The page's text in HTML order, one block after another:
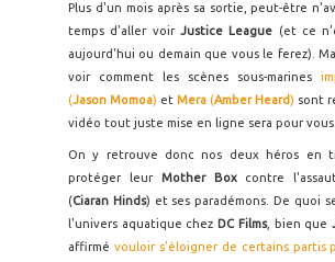
Plus d'un mois après sa sortie, peut-être
temps d'aller voir Justice League (et ce
aujourd'hui ou demain que vous le ferez).
voir comment les scènes sous-marines
(Jason Momoa) et Mera (Amber Heard) sont
vidéo tout juste mise en ligne sera pour vous.
On y retrouve donc nos deux héros en
protéger leur Mother Box contre
(Ciaran Hinds) et ses paradémons. De quoi
l'univers aquatique chez DC Films, bien que
affirmé vouloir s'éloigner de certains partis